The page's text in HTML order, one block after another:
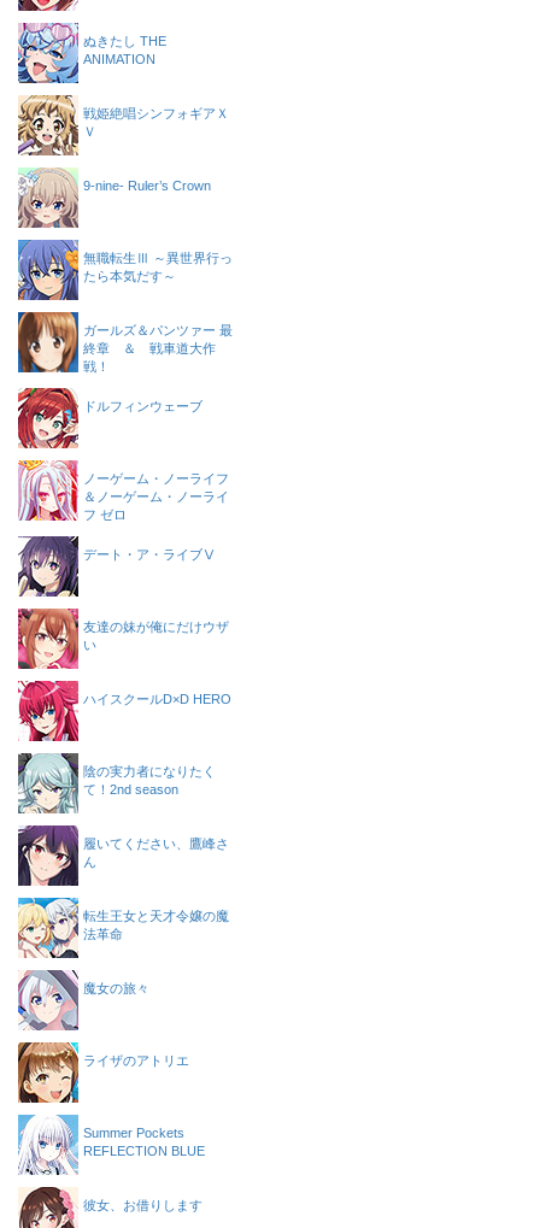
ぬきたし THE
ANIMATION
戦姫絶唱シンフォギアＸ
Ｖ
9-nine- Ruler’s Crown
無職転生Ⅲ ～異世界行っ
たら本気だす～
ガールズ＆パンツァー 最
終章 ＆ 戦車道大作
戦！
ドルフィンウェーブ
ノーゲーム・ノーライフ
＆ノーゲーム・ノーライ
フ ゼロ
デート・ア・ライブⅤ
友達の妹が俺にだけウザ
い
ハイスクールD×D HERO
陰の実力者になりたく
て！2nd season
履いてください、鷹峰さ
ん
転生王女と天才令嬢の魔
法革命
魔女の旅々
ライザのアトリエ
Summer Pockets
REFLECTION BLUE
彼女、お借りします